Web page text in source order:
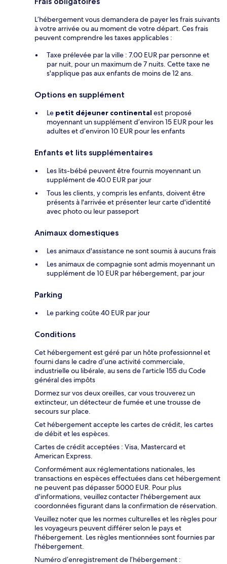
L’hébergement vous demandera de payer les frais suivants
à votre arrivée ou au moment de votre départ. Ces frais
peuvent comprendre les taxes applicables :
Taxe prélevée par la ville : 7.00 EUR par personne et
par nuit, pour un maximum de 7 nuits. Cette taxe ne
s'applique pas aux enfants de moins de 12 ans.
Options en supplément
Le petit déjeuner continental est proposé
moyennant un supplément d’environ 15 EUR pour les
adultes et d’environ 10 EUR pour les enfants
Enfants et lits supplémentaires
Les lits-bébé peuvent être fournis moyennant un
supplément de 40.0 EUR par jour
Tous les clients, y compris les enfants, doivent être
présents à l'arrivée et présenter leur carte d'identité
avec photo ou leur passeport
Animaux domestiques
Les animaux d'assistance ne sont soumis à aucuns frais
Les animaux de compagnie sont admis moyennant un
supplément de 10 EUR par hébergement, par jour
Parking
Le parking coûte 40 EUR par jour
Conditions
Cet hébergement est géré par un hôte professionnel et
fourni dans le cadre d’une activité commerciale,
industrielle ou libérale, au sens de l’article 155 du Code
général des impôts
Dormez sur vos deux oreilles, car vous trouverez un
extincteur, un détecteur de fumée et une trousse de
secours sur place.
Cet hébergement accepte les cartes de crédit, les cartes
de débit et les espèces.
Cartes de crédit acceptées : Visa, Mastercard et
American Express.
Conformément aux réglementations nationales, les
transactions en espèces effectuées dans cet hébergement
ne peuvent pas dépasser 5000 EUR. Pour plus
d'informations, veuillez contacter l'hébergement aux
coordonnées figurant dans la confirmation de réservation.
Veuillez noter que les normes culturelles et les règles pour
les voyageurs peuvent différer selon le pays et
l'hébergement. Les règles mentionnées sont fournies par
l'hébergement.
Numéro d’enregistrement de l’hébergement :